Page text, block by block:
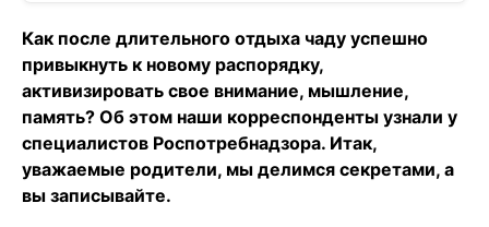
Как после длительного отдыха чаду успешно
привыкнуть к новому распорядку,
активизировать свое внимание, мышление,
память? Об этом наши корреспонденты узнали у
специалистов Роспотребнадзора. Итак,
уважаемые родители, мы делимся секретами, а
вы записывайте.